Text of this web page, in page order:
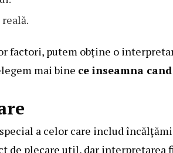
factori, putem obține o
mai bine ce inseamna
a celor care includ
de plecare util, dar